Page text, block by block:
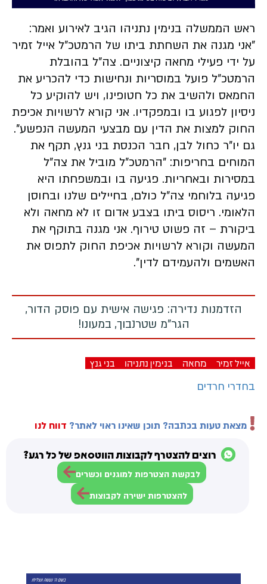
ראש הממשלה בנימין נתניהו הגיב לאירוע ואמר:
"אני מגנה את השחתת ביתו של הרמטכ״ל אייל זמיר
על ידי פעילי מחאה קיצוניים. צה״ל בהובלת
הרמטכ״ל פועל במוסריות ונחישות כדי להכריע את
החמאס ולהשיב את כל חטופינו, ויש להוקיע כל
ניסיון לפגוע בו ובמפקדיו. אני קורא לרשויות אכיפת
החוק למצות את הדין עם מבצעי המעשה הנפשע".
גם יו"ר כחול לבן, חבר הכנסת בני גנץ, תקף את
המוחים בחריפות: "הרמטכ״ל מוביל את צה״ל
במסירות ובאחריות. פגיעה בו ובמשפחתו היא
פגיעה בלוחמי צה״ל כולם, בחיילים שלנו ובחוסן
הלאומי. ריסוס ביתו בצבע אדום זו לא מחאה ולא
ביקורת – זה פשוט טירוף. אני מגנה בתוקף את
המעשה וקורא לרשויות אכיפת החוק לתפוס את
האשמים ולהעמידם לדין".
הזדמנות נדירה: פגישה אישית עם פוסק הדור,
הגר"מ שטרנבוך, במעונו!
אייל זמיר מחאה בנימין נתניהו בני גנץ
בחדרי חרדים
מצאת טעות בכתבה? תוכן שאינו ראוי לאתר? דווח לנו
רוצים להצטרף לקבוצות הווטסאפ של כל רגע?
לבקשת הצטרפות למוגנים וכשרים
להצטרפות ישירה לקבוצות